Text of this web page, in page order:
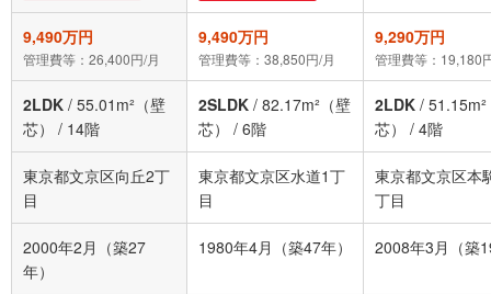
9,490万円
管理費等：26,400円/月
9,490万円
管理費等：38,850円/月
9,290万円
管理費等：19,180
2LDK / 55.01m²（壁
芯）
/ 14階
2SLDK / 82.17m²（壁
芯）
/ 6階
2LDK /
芯）
/ 4階
東京都文京区向丘2丁
目
東京都文京区水道1丁
目
東京都文京区本
丁目
2000年2月（築27
年）
1980年4月（築47年） 2008年3月（築